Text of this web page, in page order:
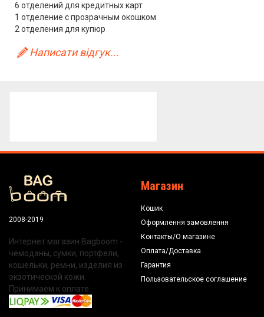
6 отделений для кредитных карт
1 отделение с прозрачным окошком
2 отделения для купюр
Написати відгук...
2008-2019
Интернет магазин Bagboom -
чемоданы, сумки, портфели,
кошельки, ремни, изделия из
экзотической кожи.
Принимаем к оплате:
Магазин
Кошик
Оформлення замовлення
Контакты/О магазине
Оплата/Доставка
Гарантия
Пользовательское соглашение